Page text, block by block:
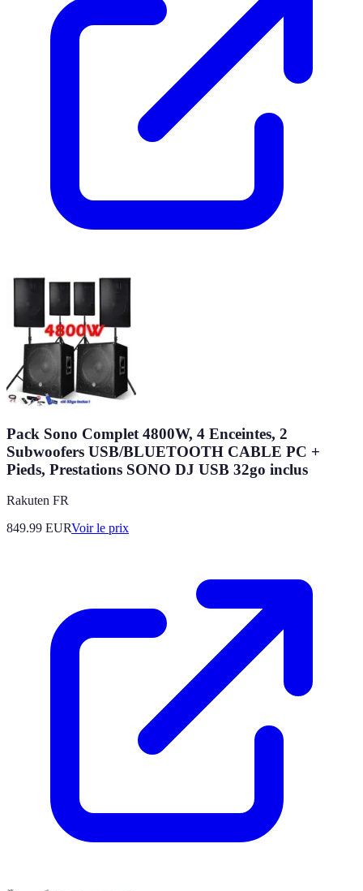
Pack Sono Complet 4800W, 4 Enceintes, 2
Subwoofers USB/BLUETOOTH CABLE PC +
Pieds, Prestations SONO DJ USB 32go inclus
Rakuten FR
849.99 EURVoir le prix